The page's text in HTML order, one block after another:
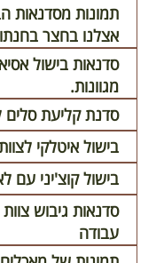
תמונות מסדנאות
אצלנו בחצר
סדנאות בישול
מגוונות.
סדנת קליעת
בישול איטלקי
בישול קוצ'יני עם
סדנאות גיבוש צוות
עבודה